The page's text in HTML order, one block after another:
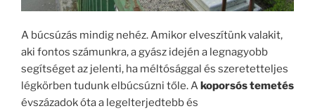
A búcsúzás mindig nehéz. Amikor elveszítünk valakit,
aki fontos számunkra, a gyász idején a legnagyobb
segítséget az jelenti, ha méltósággal és szeretetteljes
légkörben tudunk elbúcsúzni tőle. Akoporsós temetés
évszázadok óta a legelterjedtebb és